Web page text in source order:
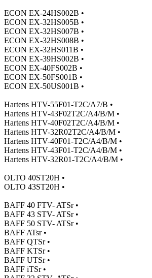
ECON EX-24HS002B •
ECON EX-32HS005B •
ECON EX-32HS007B •
ECON EX-32HS008B •
ECON EX-32HS011B •
ECON EX-39HS002B •
ECON EX-40FS002B •
ECON EX-50FS001B •
ECON EX-50US001B •
Hartens HTV-55F01-T2C/A7/B •
Hartens HTV-43F02T2C/A4/B/M •
Hartens HTV-40F02T2C/A4/B/M •
Hartens HTV-32R02T2C/A4/B/M •
Hartens HTV-40F01-T2C/A4/B/M •
Hartens HTV-43F01-T2C/A4/B/M •
Hartens HTV-32R01-T2C/A4/B/M •
OLTO 40ST20H •
OLTO 43ST20H •
BAFF 40 FTV- ATSr •
BAFF 43 STV- ATSr •
BAFF 50 STV- ATSr •
BAFF ATsr •
BAFF QTSr •
BAFF KTSr •
BAFF UTSr •
BAFF iTSr •